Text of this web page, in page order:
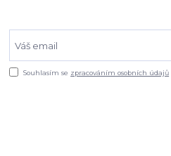
Souhlasím se zpracováním osobních údajů